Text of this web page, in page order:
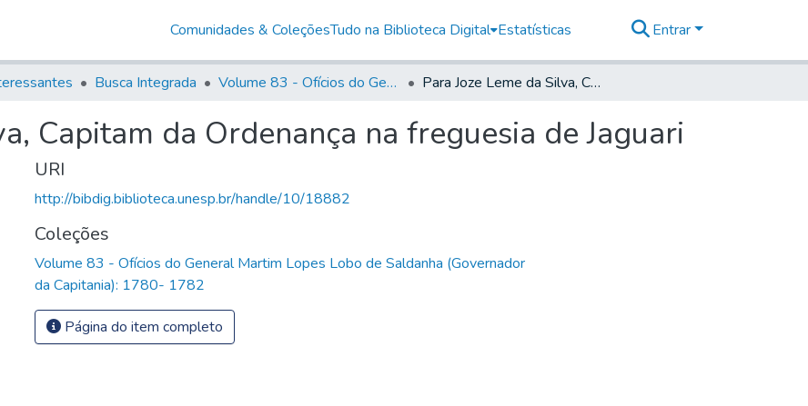
Comunidades & ColeçõesTudo na Biblioteca Digital Estatísticas Entrar
Busca Integrada Volume 83 - Ofícios do General Martim Lopes Lobo de Saldanha (Governador da Capitania): 1780- 1782 Para Joze Leme da Silva, Capitam da Ordenança na freguesia de Jaguari
Capitam da Ordenança na freguesia de Jaguari
URI
http://bibdig.biblioteca.unesp.br/handle/10/18882
Coleções
Volume 83 - Ofícios do General Martim Lopes Lobo de Saldanha (Governador
da Capitania): 1780- 1782
Página do item completo